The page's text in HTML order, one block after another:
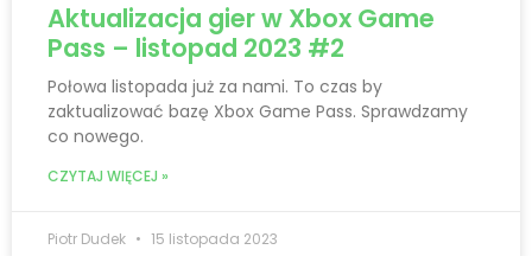
Aktualizacja gier w Xbox Game
Pass – listopad 2023 #2
Połowa listopada już za nami. To czas by
zaktualizować bazę Xbox Game Pass. Sprawdzamy
co nowego.
CZYTAJ WIĘCEJ »
Piotr Dudek 15 listopada 2023